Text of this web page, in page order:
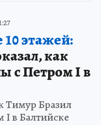
10 этажей:
как
с Петром I в
Тимур Бразил
I в Балтийске